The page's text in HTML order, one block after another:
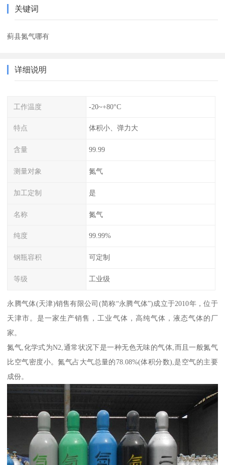
关键词
蓟县氮气哪有
详细说明
工作温度 -20~+80°C
特点 体积小、弹力大
含量 99.99
测量对象 氮气
加工定制 是
名称 氮气
纯度 99.99%
钢瓶容积 可定制
等级 工业级
永腾气体(天津)销售有限公司(简称“永腾气体”)成立于2010年，位于
天津市。是一家生产销售，工业气体，高纯气体，液态气体的厂
家。
氮气,化学式为N2,通常状况下是一种无色无味的气体,而且一般氮气
比空气密度小。氮气占大气总量的78.08%(体积分数),是空气的主要
成份。